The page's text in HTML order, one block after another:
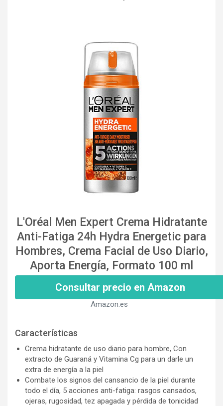
L'Oréal Men Expert Crema Hidratante
Anti-Fatiga 24h Hydra Energetic para
Hombres, Crema Facial de Uso Diario,
Aporta Energía, Formato 100 ml
Consultar precio en Amazon
Amazon.es
Características
Crema hidratante de uso diario para hombre, Con
extracto de Guaraná y Vitamina Cg para un darle un
extra de energía a la piel
Combate los signos del cansancio de la piel durante
todo el día, 5 acciones anti-fatiga: rasgos cansados,
ojeras, rugosidad, tez apagada y pérdida de tonicidad